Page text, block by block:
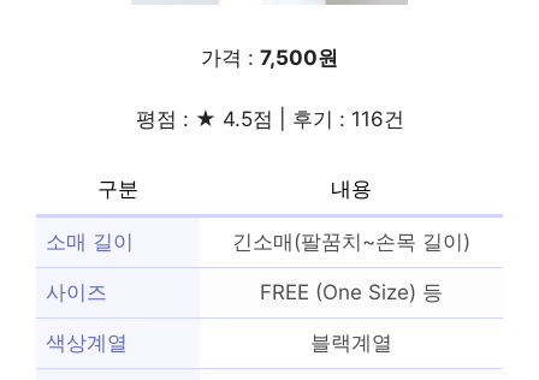
가격 : 7,500원
평점 : ★ 4.5점 | 후기 : 116건
구분 내용
소매 길이 긴소매(팔꿈치~손목 길이)
사이즈 FREE (One Size) 등
색상계열 블랙계열